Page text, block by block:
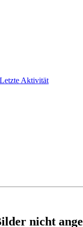
Letzte Aktivität
nicht